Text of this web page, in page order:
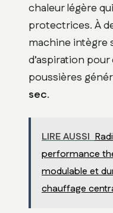
chaleur légère
protectrices. À
machine intègre
d’aspiration
poussières
sec.
LIRE AUSSI
performance
modulable et
chauffage